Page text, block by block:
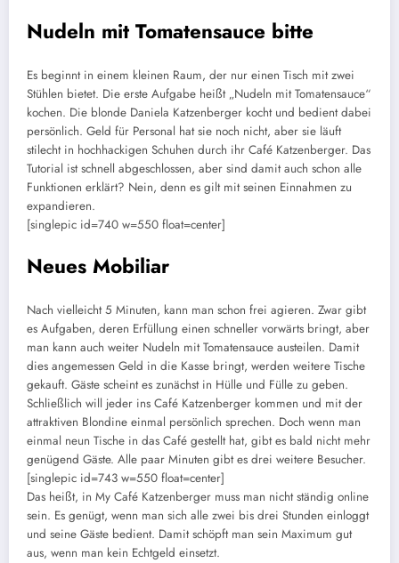
Nudeln mit Tomatensauce bitte
Es beginnt in einem kleinen Raum, der nur einen Tisch mit zwei
Stühlen bietet. Die erste Aufgabe heißt „Nudeln mit Tomatensauce“
kochen. Die blonde Daniela Katzenberger kocht und bedient dabei
persönlich. Geld für Personal hat sie noch nicht, aber sie läuft
stilecht in hochhackigen Schuhen durch ihr Café Katzenberger. Das
Tutorial ist schnell abgeschlossen, aber sind damit auch schon alle
Funktionen erklärt? Nein, denn es gilt mit seinen Einnahmen zu
expandieren.
[singlepic id=740 w=550 float=center]
Neues Mobiliar
Nach vielleicht 5 Minuten, kann man schon frei agieren. Zwar gibt
es Aufgaben, deren Erfüllung einen schneller vorwärts bringt, aber
man kann auch weiter Nudeln mit Tomatensauce austeilen. Damit
dies angemessen Geld in die Kasse bringt, werden weitere Tische
gekauft. Gäste scheint es zunächst in Hülle und Fülle zu geben.
Schließlich will jeder ins Café Katzenberger kommen und mit der
attraktiven Blondine einmal persönlich sprechen. Doch wenn man
einmal neun Tische in das Café gestellt hat, gibt es bald nicht mehr
genügend Gäste. Alle paar Minuten gibt es drei weitere Besucher.
[singlepic id=743 w=550 float=center]
Das heißt, in My Café Katzenberger muss man nicht ständig online
sein. Es genügt, wenn man sich alle zwei bis drei Stunden einloggt
und seine Gäste bedient. Damit schöpft man sein Maximum gut
aus, wenn man kein Echtgeld einsetzt.